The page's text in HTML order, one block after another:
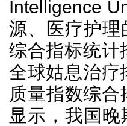
Intelligence
源、医疗护
综合指标统计
全球姑息治疗
质量指数综
显示，我国